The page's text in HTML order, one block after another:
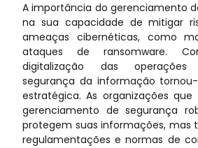
A importância do gerenciamento
na sua capacidade de mitigar
ameaças cibernéticas, como
ataques de ransomware.
digitalização das operações
segurança da informação
estratégica. As organizações
gerenciamento de segurança
protegem suas informações,
regulamentações e normas de